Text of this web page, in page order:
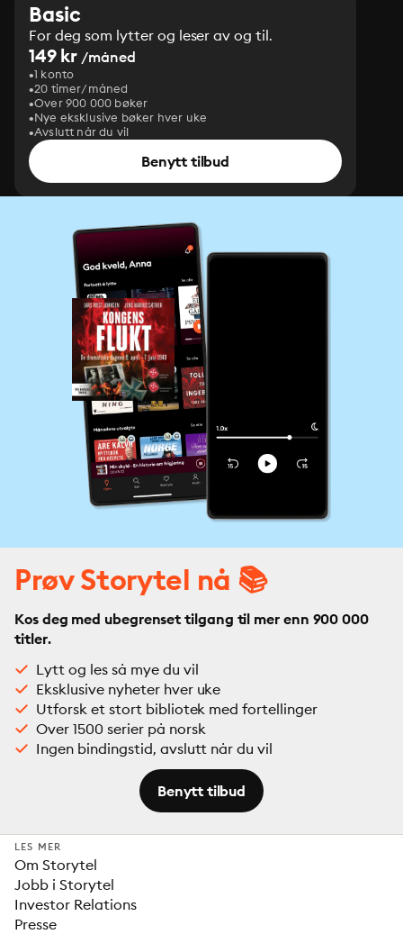
Basic
For deg som lytter og leser av og til.
149 kr /måned
1 konto
20 timer/måned
Over 900 000 bøker
Nye eksklusive bøker hver uke
Avslutt når du vil
Benytt tilbud
Prøv Storytel nå 📚
Kos deg med ubegrenset tilgang til mer enn 900 000
titler.
Lytt og les så mye du vil
Eksklusive nyheter hver uke
Utforsk et stort bibliotek med fortellinger
Over 1500 serier på norsk
Ingen bindingstid, avslutt når du vil
Benytt tilbud
LES MER
Om Storytel
Jobb i Storytel
Investor Relations
Presse